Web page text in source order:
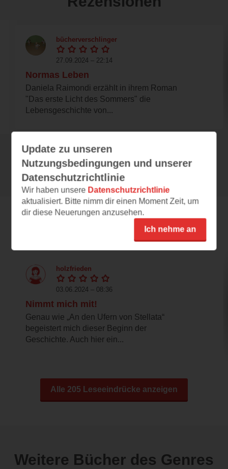
bücherverschlinger
27.09.2024 – 22:14
Normas Leben
Daniela Raimondi erzählt in ihrem Roman
"Das erste Licht des Sommers" die
Lebensgeschichte von...
Alle 104 Rezensionen anzeigen
Leseeindrücke
holzfrieden
03.06.2024 – 08:36
Nimmt mich mit!
Genau wie „An den Ufern von Stellata“
begeistert mich dieser Beginn der
Geschichte. Auch hier ein...
Alle 205 Leseeindrücke anzeigen
Weitere Bücher des Genres
Update zu unseren
Nutzungsbedingungen und unserer
Datenschutzrichtlinie
Wir haben unsere Datenschutzrichtlinie
aktualisiert. Bitte nimm dir einen Moment Zeit, um
dir diese Neuerungen anzusehen.
Ich nehme an